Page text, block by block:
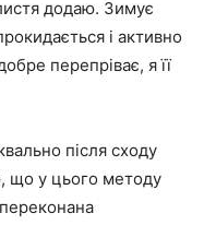
додаю. Зимує
і активно
перепріває, я її
після сходу
що у цього методу